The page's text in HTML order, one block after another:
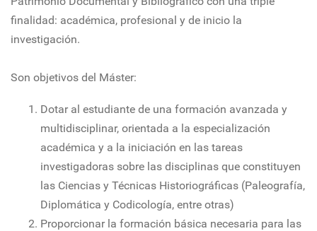
finalidad: académica, profesional y de inicio la
investigación.
Son objetivos del Máster:
Dotar al estudiante de una formación avanzada y
multidisciplinar, orientada a la especialización
académica y a la iniciación en las tareas
investigadoras sobre las disciplinas que constituyen
las Ciencias y Técnicas Historiográficas (Paleografía,
Diplomática y Codicología, entre otras)
Proporcionar la formación básica necesaria para las